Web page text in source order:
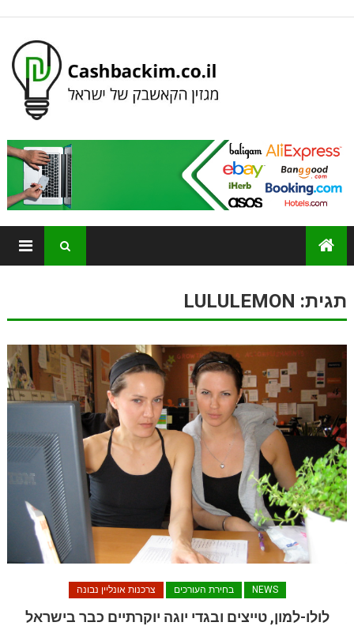
תגית: LULULEMON
NEWS בחירת העורכים צרכנות אונליין נבונה
לולו-למון, טייצים ובגדי יוגה יוקרתיים כבר בישראל